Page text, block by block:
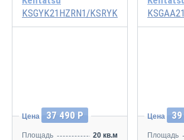
KSGYK21HZRN1/KSRYK21HZRN1
Цена 37 490 Р
Площадь
20 кв.м
Цена
Площадь